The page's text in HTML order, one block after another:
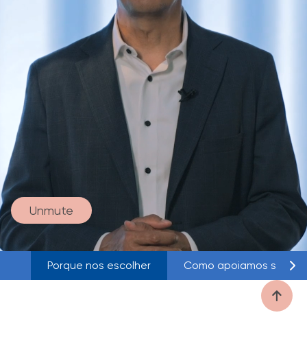
Unmute
Porque nos escolher Como apoiamos seu